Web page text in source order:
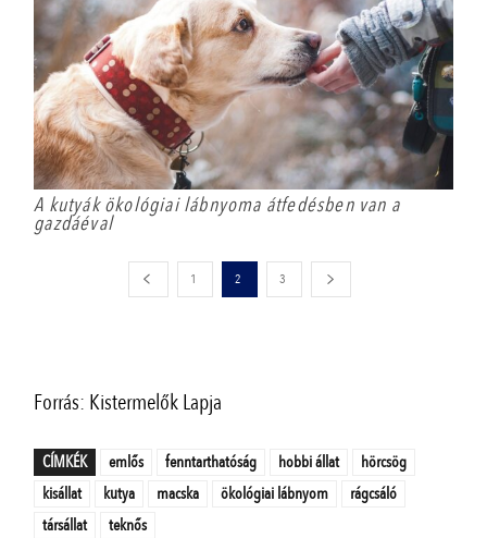
A kutyák ökológiai lábnyoma átfedésben van a
gazdáéval
1 2 3
Forrás: Kistermelők Lapja
CÍMKÉK emlős fenntarthatóság hobbi állat
hörcsög
kisállat
kutya macska ökológiai lábnyom
rágcsáló
társállat
teknős